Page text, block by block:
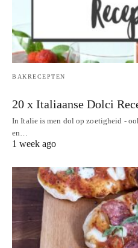
BAKRECEPTEN
20 x Italiaanse Dolci
In Italie is men dol op zoetigheid -
en…
1 week ago